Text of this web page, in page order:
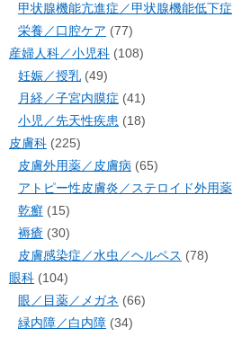
甲状腺機能亢進症／甲状腺機能低下症
栄養／口腔ケア (77)
産婦人科／小児科 (108)
妊娠／授乳 (49)
月経／子宮内膜症 (41)
小児／先天性疾患 (18)
皮膚科 (225)
皮膚外用薬／皮膚病 (65)
アトピー性皮膚炎／ステロイド外用薬
乾癬 (15)
褥瘡 (30)
皮膚感染症／水虫／ヘルペス (78)
眼科 (104)
眼／目薬／メガネ (66)
緑内障／白内障 (34)